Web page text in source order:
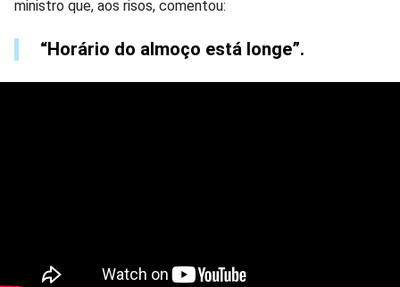
ministro que, aos risos, comentou:
“Horário do almoço está longe”.